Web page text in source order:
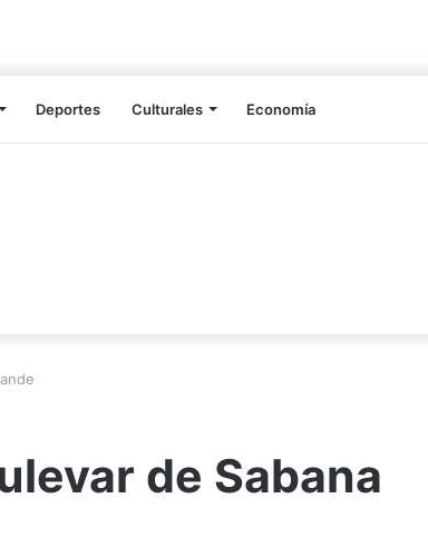
Deportes Culturales Economía
de Sabana